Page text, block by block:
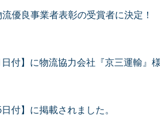
優良事業者表彰の受賞者に決定！
付】に物流協力会社『京三運輸』
付】に掲載されました。